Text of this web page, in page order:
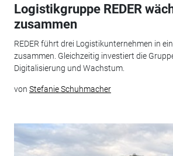
Logistikgruppe REDER
zusammen
REDER führt drei Logistikunternehmen in
zusammen. Gleichzeitig investiert die
Digitalisierung und Wachstum.
von Stefanie Schuhmacher